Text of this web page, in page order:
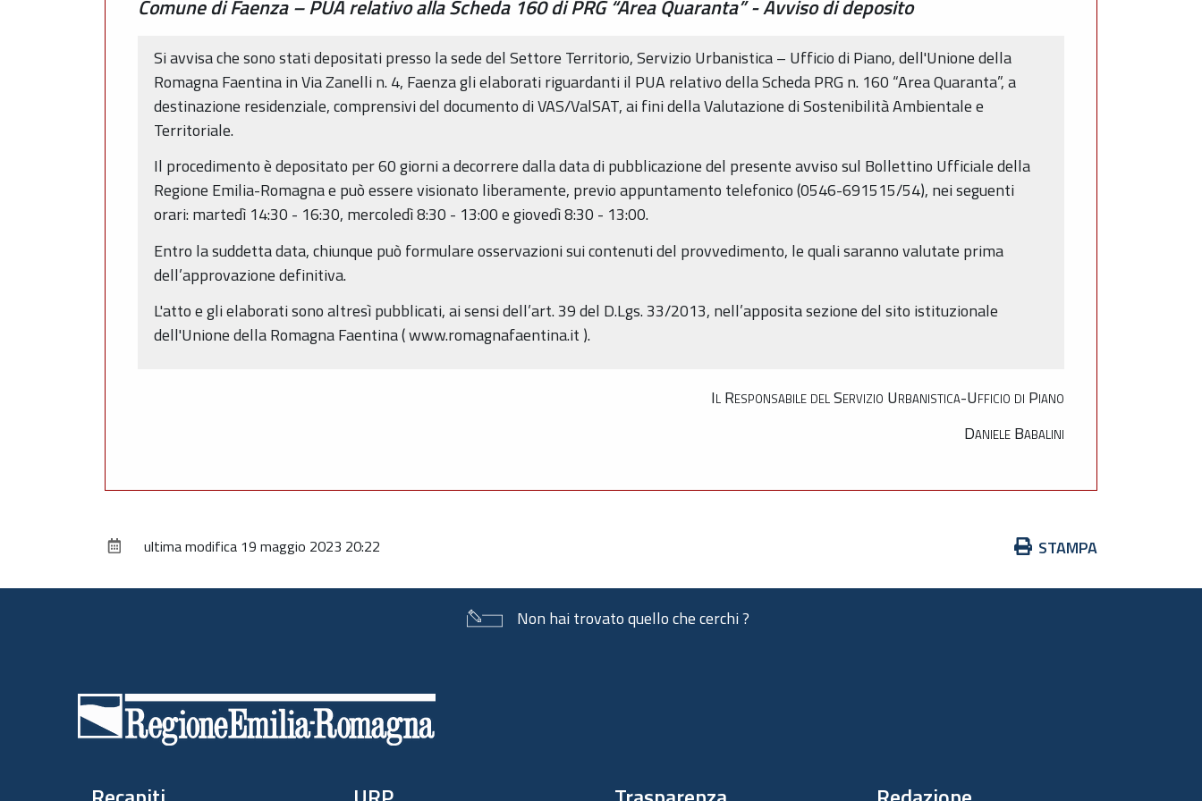
Comune di Faenza – PUA relativo alla Scheda 160 di PRG “Area Quaranta” - Avviso di deposito
Si avvisa che sono stati depositati presso la sede del Settore Territorio, Servizio Urbanistica – Ufficio di Piano, dell'Unione della
Romagna Faentina in Via Zanelli n. 4, Faenza gli elaborati riguardanti il PUA relativo della Scheda PRG n. 160 “Area Quaranta”, a
destinazione residenziale, comprensivi del documento di VAS/ValSAT, ai fini della Valutazione di Sostenibilità Ambientale e
Territoriale.
Il procedimento è depositato per 60 giorni a decorrere dalla data di pubblicazione del presente avviso sul Bollettino Ufficiale della
Regione Emilia-Romagna e può essere visionato liberamente, previo appuntamento telefonico (0546-691515/54), nei seguenti
orari: martedì 14:30 - 16:30, mercoledì 8:30 - 13:00 e giovedì 8:30 - 13:00.
Entro la suddetta data, chiunque può formulare osservazioni sui contenuti del provvedimento, le quali saranno valutate prima
dell’approvazione definitiva.
L'atto e gli elaborati sono altresì pubblicati, ai sensi dell’art. 39 del D.Lgs. 33/2013, nell’apposita sezione del sito istituzionale
dell'Unione della Romagna Faentina ( www.romagnafaentina.it ).
Il Responsabile del Servizio Urbanistica-Ufficio di Piano
Daniele Babalini
Azioni
documento
STAMPA
ultima modifica 19 maggio 2023 20:22
Non hai trovato quello che cerchi ?